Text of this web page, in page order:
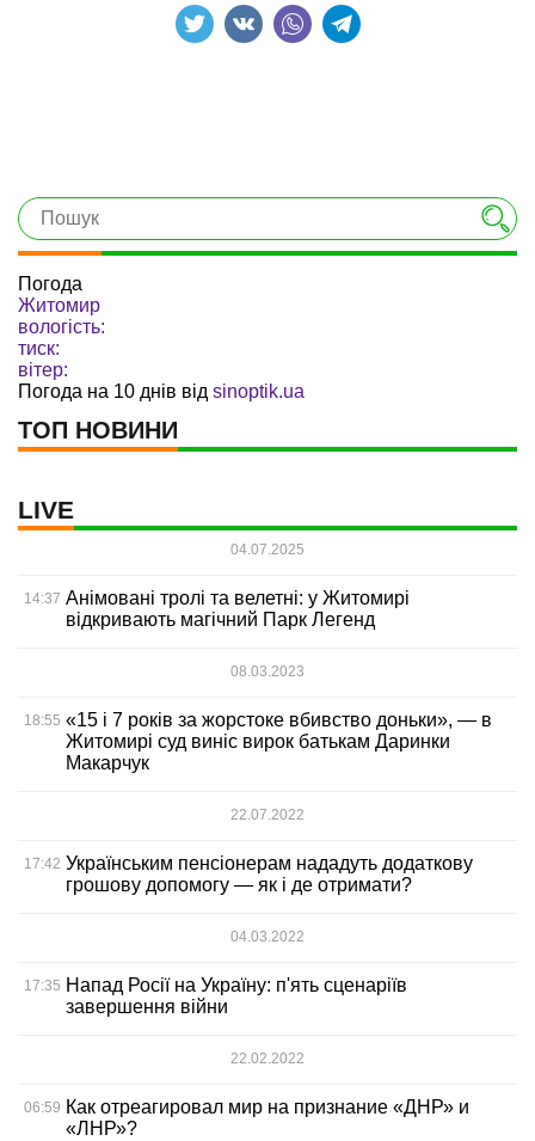
Погода
Житомир
вологість:
тиск:
вітер:
Погода на 10 днів від sinoptik.ua
ТОП НОВИНИ
LIVE
04.07.2025
14:37 Анімовані тролі та велетні: у Житомирі
відкривають магічний Парк Легенд
08.03.2023
18:55 «15 і 7 років за жорстоке вбивство доньки», — в
Житомирі суд виніс вирок батькам Даринки
Макарчук
22.07.2022
17:42 Українським пенсіонерам нададуть додаткову
грошову допомогу — як і де отримати?
04.03.2022
17:35 Напад Росії на Україну: п'ять сценаріїв
завершення війни
22.02.2022
06:59 Как отреагировал мир на признание «ДНР» и
«ЛНР»?